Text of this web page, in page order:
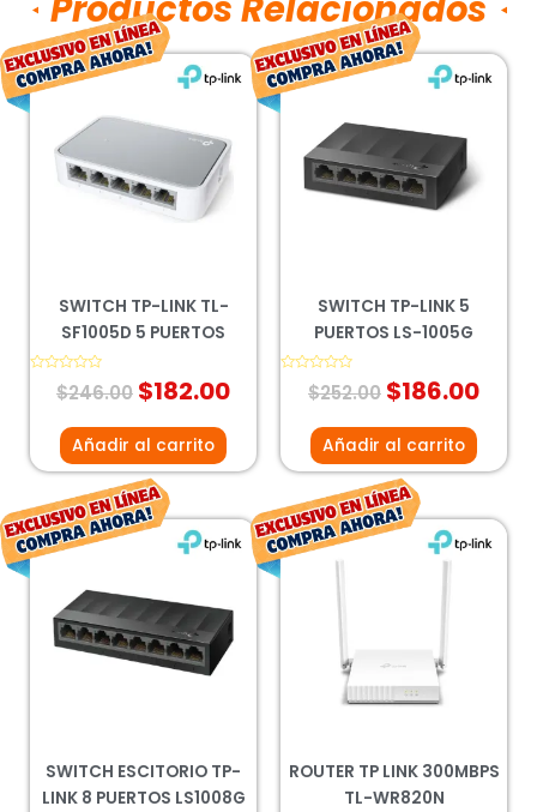
SWITCH TP-LINK TL-
SF1005D 5 PUERTOS
Valorado
$246.00
El
precio
original
$246.00.
$182.00
El
precio
es:
$182.00.
Añadir al carrito
SWITCH TP-LINK 5
PUERTOS LS-1005G
Valorado
$252.00
El
precio
original
era:
$252.00.
$186.00
El
Añadir al carrito
SWITCH ESCITORIO TP-
LINK 8 PUERTOS LS1008G
El
precio
original
era:
$408.00.
El
precio
ROUTER TP LINK 300MBPS
TL-WR820N
El
precio
$404.00.
El